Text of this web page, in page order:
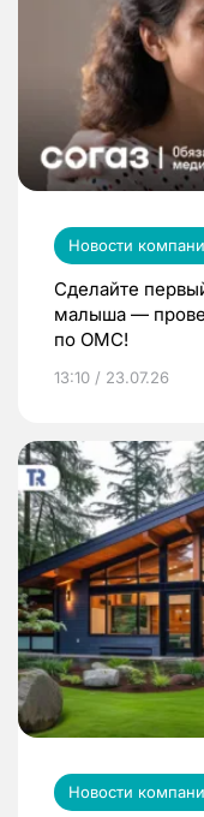
Новости
Сделайте
малыша —
по ОМС!
13:10 / 23.07.26
Новости